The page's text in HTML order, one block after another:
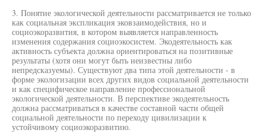
3. Понятие экологической деятельности рассматривается не только
как социальная экспликация эковзаимодействия, но и
социоэкоразвития, в котором выявляется направленность
изменения содержания социоэкосистем. Экодеятельность как
активность субъекта должна ориентироваться на позитивные
результаты (хотя они могут быть неизвестны либо
непредсказуемы). Существуют два типа этой деятельности - в
форме экологизации всех других видов социальной деятельности
и как специфическое направление профессиональной
экологической деятельности. В перспективе экодеятельность
должна рассматриваться в качестве составной части общей
социальной деятельности по переходу цивилизации к
устойчивому социоэкоразвитию.